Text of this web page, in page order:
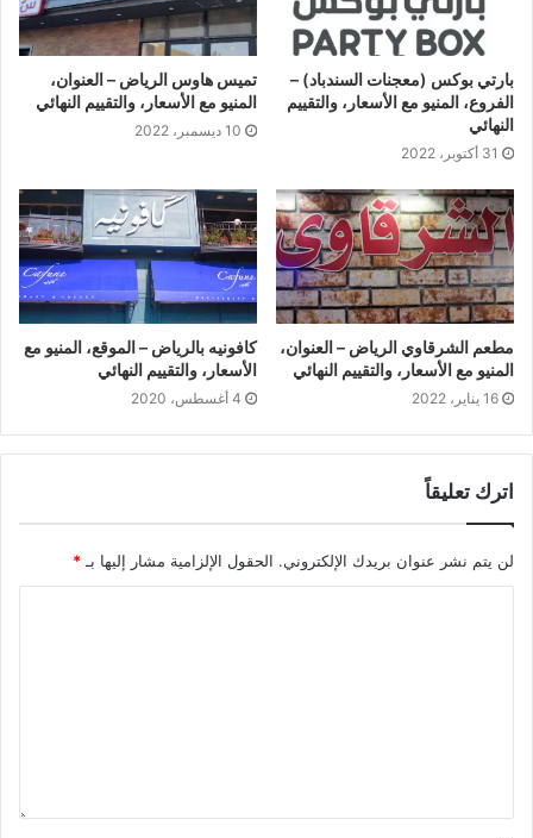
بارتي بوكس (معجنات السندباد) –
الفروع، المنيو مع الأسعار، والتقييم
النهائي
31 أكتوبر، 2022
تميس هاوس الرياض – العنوان،
المنيو مع الأسعار، والتقييم النهائي
10 ديسمبر، 2022
مطعم الشرقاوي الرياض – العنوان،
المنيو مع الأسعار، والتقييم النهائي
16 يناير، 2022
كافونيه بالرياض – الموقع، المنيو مع
الأسعار، والتقييم النهائي
4 أغسطس، 2020
اترك تعليقاً
لن يتم نشر عنوان بريدك الإلكتروني. الحقول الإلزامية مشار إليها بـ*